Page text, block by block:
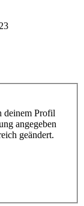
deinem Profil
angegeben
geändert.